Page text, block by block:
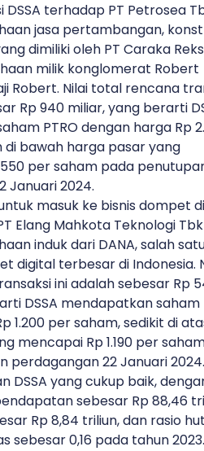
DSSA terhadap PT Petrosea
jasa pertambangan,
dimiliki oleh PT Caraka
milik konglomerat Robert
Robert. Nilai total rencana
Rp 940 miliar, yang berarti
PTRO dengan harga Rp
di bawah harga pasar yang
per saham pada
Januari 2024.
masuk ke bisnis dompet
Elang Mahkota Teknologi Tbk
induk dari DANA, salah
digital terbesar di Indonesia.
ini adalah sebesar Rp
DSSA mendapatkan saham
1.200 per saham, sedikit di
mencapai Rp 1.190 per
perdagangan 22 Januari 2024.
DSSA yang cukup baik,
sebesar Rp 88,46
Rp 8,84 triliun, dan rasio
sebesar 0,16 pada tahun 2023.